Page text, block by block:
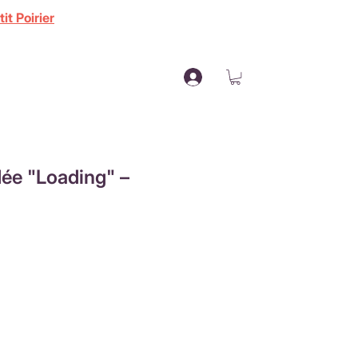
Poirier
"Loading" –